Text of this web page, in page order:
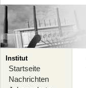
Institut
Startseite
Nachrichten